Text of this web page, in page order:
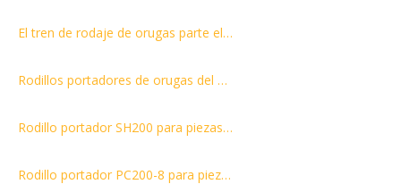
El tren de rodaje de orugas parte el rodillo superior de metal D6N Rodillo portador
Rodillos portadores de orugas del conjunto del rodillo superior de la excavadora PC120
Rodillo portador SH200 para piezas del tren de rodaje
Rodillo portador PC200-8 para piezas del tren de rodaje 20Y-30-00481